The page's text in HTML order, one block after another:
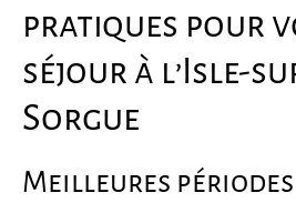
pratiques pour
séjour à l’Isle-
Sorgue
Meilleures